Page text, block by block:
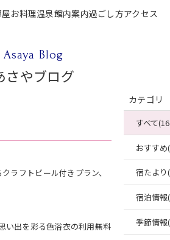
お料理温泉館内案内過ごし方アクセス
Asaya Blog
さやブログ
ラフトビール付きプラン、
い出を彩る色浴衣の利用無料
カテゴリ
すべて
おすすめ
宿たより
宿泊情報
季節情報